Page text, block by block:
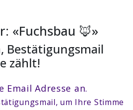
«Fuchsbau 🦊»
Bestätigungsmail
zählt!
Email Adresse an.
um Ihre Stimme